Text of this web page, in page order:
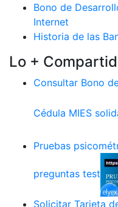
Bono de
Internet
Historia de las
Lo +
Consultar Bono
Cédula MIES
Pruebas
preguntas test
Solicitar Tarjeta